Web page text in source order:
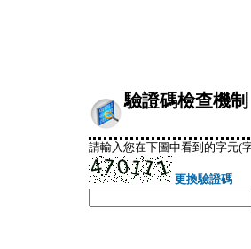
驗證碼檢查機制
請輸入您在下圖中看到的字元(
更換驗證碼